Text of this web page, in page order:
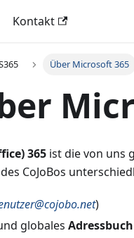
Kontakt
Über Microsoft 365
365 ist die von uns
CoJoBos
)
globales Adressbuch